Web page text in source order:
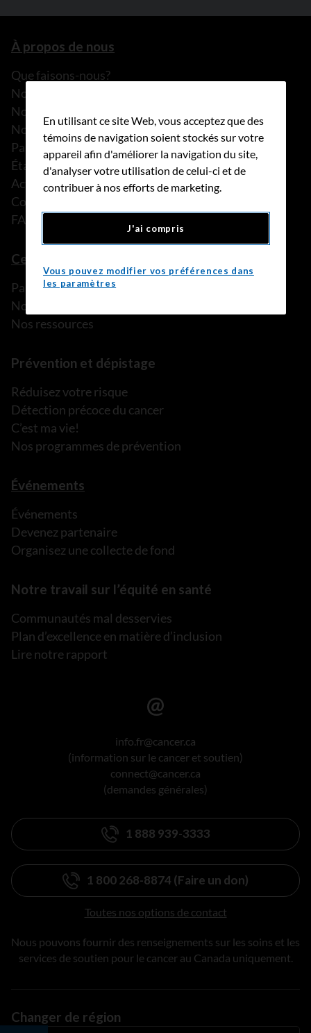
À propos de nous
Que faisons-nous?
Notre histoire
Nos histoires
Notre équipe
Partenariats
États financiers
Actualités
Communiqués de presse
FAQ
Ce que nous pouvons faire
Parler à une personne de confiance
Nos programmes et services
Nos ressources
Prévention et dépistage
Réduisez votre risque
Détection précoce du cancer
C’est ma vie!
Nos programmes de prévention
Événements
Événements
Devenez partenaire
Organisez une collecte de fond
Notre travail sur l’équité en santé
Communautés mal desservies
Plan d’excellence en matière d’inclusion
Lire notre rapport
info.fr@cancer.ca
(information sur le cancer et soutien)
connect@cancer.ca
(demandes générales)
1 888 939-3333
1 800 268-8874 (Faire un don)
Toutes nos options de contact
Nous pouvons fournir des renseignements sur les soins et les
services de soutien pour le cancer au Canada uniquement.
Changer de région
En utilisant ce site Web, vous acceptez que des
témoins de navigation soient stockés sur votre
appareil afin d'améliorer la navigation du site,
d'analyser votre utilisation de celui-ci et de
contribuer à nos efforts de marketing.
J'ai compris
Vous pouvez modifier vos préférences dans
les paramètres